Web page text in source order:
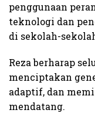
penggunaan
teknologi dan
di sekolah-
Reza berharap
menciptakan
adaptif, dan
mendatang.